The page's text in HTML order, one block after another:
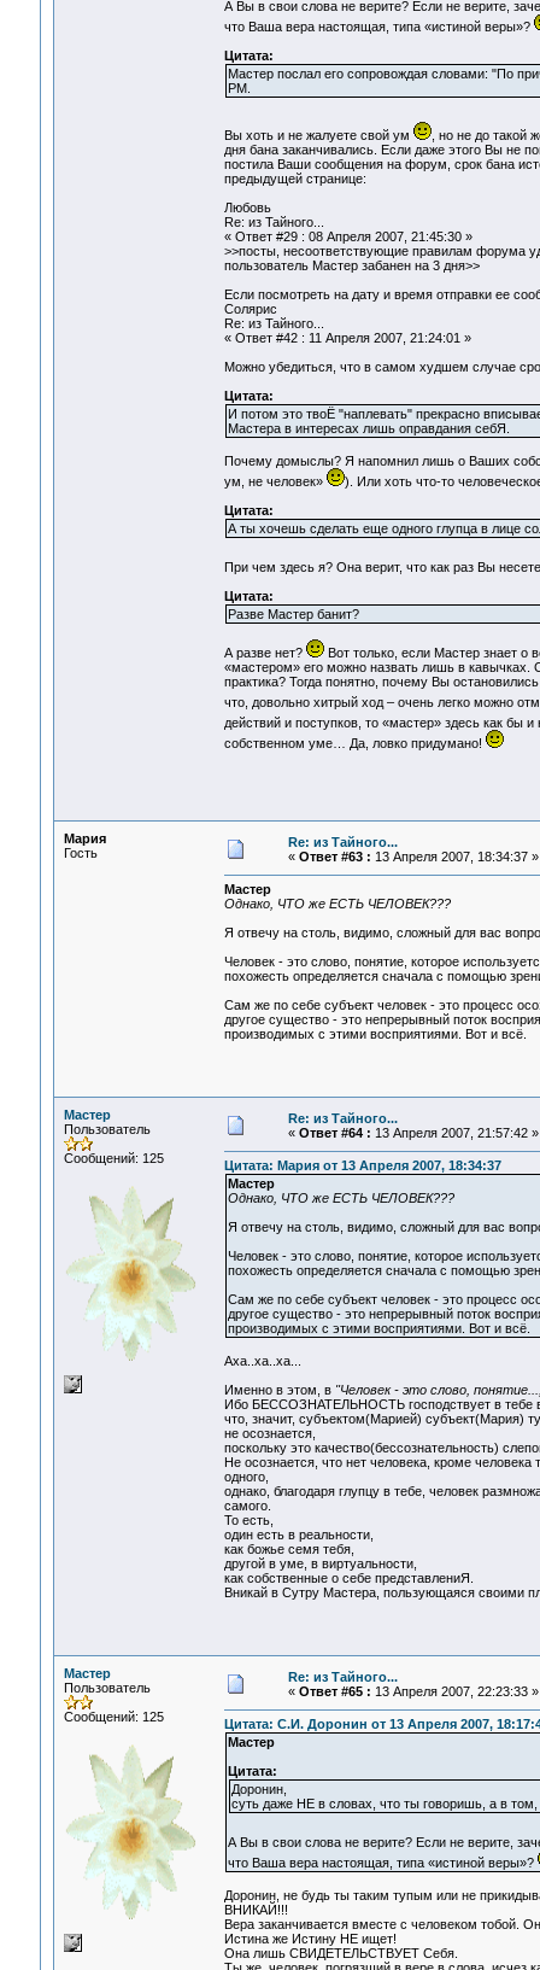
А Вы в свои слова не верите? Если не верите,
что Ваша вера настоящая, типа «истиной веры»?
Цитата:
Мастер послал его сопровождая словами: "По
PM.
Вы хоть и не жалуете свой ум
, но не до такой
дня бана заканчивались. Если даже этого Вы не
постила Ваши сообщения на форум, срок бана
предыдущей странице:
Любовь
Re: из Тайного...
« Ответ #29 : 08 Апреля 2007, 21:45:30 »
>>посты, несоответствующие правилам форума
пользователь Мастер забанен на 3 дня>>
Если посмотреть на дату и время отправки ее
Солярис
Re: из Тайного...
« Ответ #42 : 11 Апреля 2007, 21:24:01 »
Можно убедиться, что в самом худшем случае
Цитата:
И потом это твоЁ "наплевать" прекрасно
Мастера в интересах лишь оправдания себЯ.
Почему домыслы? Я напомнил лишь о Ваших
ум, не человек»
). Или хоть что-то
Цитата:
А ты хочешь сделать еще одного глупца в лице
При чем здесь я? Она верит, что как раз Вы
Цитата:
Разве Мастер банит?
А разве нет?
Вот только, если Мастер знает о
«мастером» его можно назвать лишь в кавычках.
практика? Тогда понятно, почему Вы
что, довольно хитрый ход – очень легко можно
действий и поступков, то «мастер» здесь как бы
собственном уме… Да, ловко придумано!
Мария
Гость
Re: из Тайного...
« Ответ #63 : 13 Апреля 2007, 18:34:37 »
Мастер
Однако, ЧТО же ЕСТЬ ЧЕЛОВЕК???
Я отвечу на столь, видимо, сложный для вас
Человек - это слово, понятие, которое
похожесть определяется сначала с помощью
Сам же по себе субъект человек - это процесс
другое существо - это непрерывный поток
производимых с этими восприятиями. Вот и всё.
Мастер
Пользователь
Сообщений: 125
Re: из Тайного...
« Ответ #64 : 13 Апреля 2007, 21:57:42 »
Цитата: Мария от 13 Апреля 2007, 18:34:37
Мастер
Однако, ЧТО же ЕСТЬ ЧЕЛОВЕК???
Я отвечу на столь, видимо, сложный для вас
Человек - это слово, понятие, которое
похожесть определяется сначала с помощью
Сам же по себе субъект человек - это процесс
другое существо - это непрерывный поток
производимых с этими восприятиями. Вот и всё.
Аха..ха..ха...
Именно в этом, в "Человек - это слово,
Ибо БЕССОЗНАТЕЛЬНОСТЬ господствует в тебе
что, значит, субъектом(Марией) субъект(Мария)
не осознается,
поскольку это качество(бессознательность)
Не осознается, что нет человека, кроме человека
одного,
однако, благодаря глупцу в тебе, человек
самого.
То есть,
один есть в реальности,
как божье семя тебя,
другой в уме, в виртуальности,
как собственные о себе представлениЯ.
Вникай в Сутру Мастера, пользующаяся своими
Мастер
Пользователь
Сообщений: 125
Re: из Тайного...
« Ответ #65 : 13 Апреля 2007, 22:23:33 »
Цитата: С.И. Доронин от 13 Апреля 2007,
Мастер
Цитата:
Доронин,
суть даже НЕ в словах, что ты говоришь, а в
А Вы в свои слова не верите? Если не верите,
что Ваша вера настоящая, типа «истиной веры»?
Доронин, не будь ты таким тупым или не
ВНИКАЙ!!!
Вера заканчивается вместе с человеком тобой.
Истина же Истину НЕ ищет!
Она лишь СВИДЕТЕЛЬСТВУЕТ Себя.